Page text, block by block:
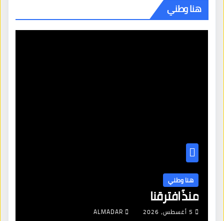
هنا وطني
هنا وطني
منذُ افترقنا
5 أغسطس، 2026 ALMADAR